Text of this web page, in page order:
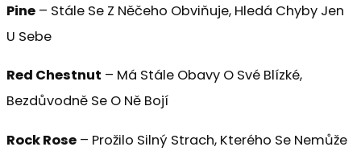
Pine – Stále Se Z Něčeho Obviňuje, Hledá Chyby Jen
U Sebe
Red Chestnut – Má Stále Obavy O Své Blízké,
Bezdůvodně Se O Ně Bojí
Rock Rose – Prožilo Silný Strach, Kterého Se Nemůže